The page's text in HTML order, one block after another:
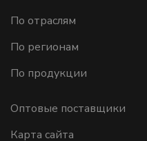
По отраслям
По регионам
По продукции
Оптовые поставщики
Карта сайта